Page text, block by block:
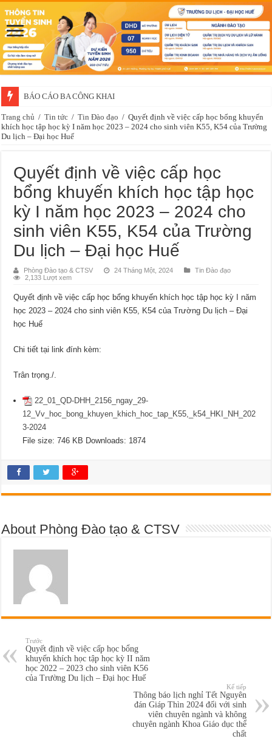
BÁO CÁO BA CÔNG KHAI
Trang chủ / Tin tức / Tin Đào đạo / Quyết định về việc cấp học bổng khuyến
khích học tập học kỳ I năm học 2023 – 2024 cho sinh viên K55, K54 của Trường
Du lịch – Đại học Huế
Quyết định về việc cấp học
bổng khuyến khích học tập học
kỳ I năm học 2023 – 2024 cho
sinh viên K55, K54 của Trường
Du lịch – Đại học Huế
Phòng Đào tạo & CTSV 24 Tháng Một, 2024
Tin Đào đạo
2,133 Lượt xem
Quyết định về việc cấp học bổng khuyến khích học tập học kỳ I năm
học 2023 – 2024 cho sinh viên K55, K54 của Trường Du lịch – Đại
học Huế
Chi tiết tại link đính kèm:
Trân trọng./.
22_01_QD-DHH_2156_ngay_29-
12_Vv_hoc_bong_khuyen_khich_hoc_tap_K55,_k54_HKI_NH_202
3-2024
File size: 746 KB Downloads: 1874
About Phòng Đào tạo & CTSV
Trước
Quyết định về việc cấp học bổng
khuyến khích học tập học kỳ II năm
học 2022 – 2023 cho sinh viên K56
của Trường Du lịch – Đại học Huế
Kế tiếp
Thông báo lịch nghỉ Tết Nguyên
đán Giáp Thìn 2024 đối với sinh
viên chuyên ngành và không
chuyên ngành Khoa Giáo dục thể
chất